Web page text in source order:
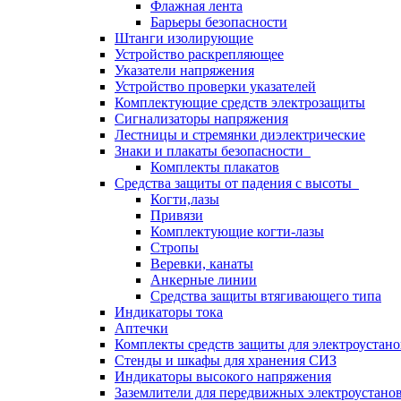
Флажная лента
Барьеры безопасности
Штанги изолирующие
Устройство раскрепляющее
Указатели напряжения
Устройство проверки указателей
Комплектующие средств электрозащиты
Сигнализаторы напряжения
Лестницы и стремянки диэлектрические
Знаки и плакаты безопасности
Комплекты плакатов
Средства защиты от падения с высоты
Когти,лазы
Привязи
Комплектующие когти-лазы
Стропы
Веревки, канаты
Анкерные линии
Средства защиты втягивающего типа
Индикаторы тока
Аптечки
Комплекты средств защиты для
Стенды и шкафы для хранения СИЗ
Индикаторы высокого напряжения
Заземлители для передвижных